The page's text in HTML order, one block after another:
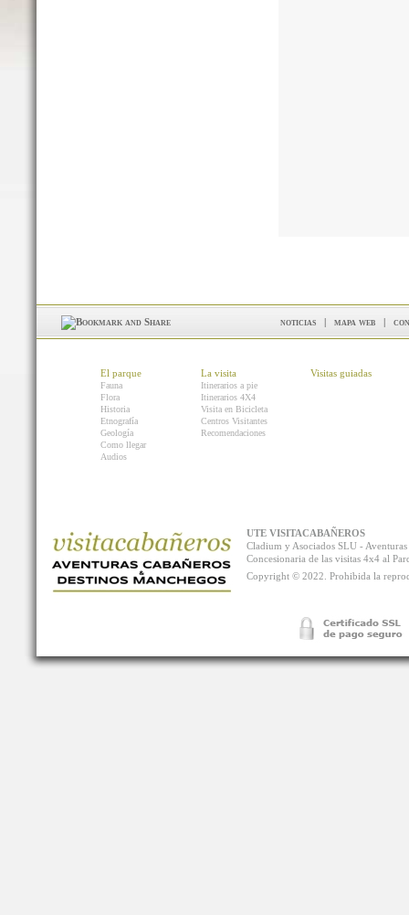
noticias | mapa web |
El parque
Fauna
Flora
Historia
Etnografía
Geología
Como llegar
Audios
La visita
Itinerarios a pie
Itinerarios 4X4
Visita en Bicicleta
Centros Visitantes
Recomendaciones
Visitas guiadas
UTE VISITACABAÑEROS
Cladium y Asociados SLU -
Concesionaria de las visitas 4x4 al
Copyright © 2022. Prohibida la